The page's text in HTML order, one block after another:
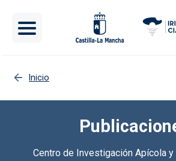
Inicio
Centro de Investigación Apícola y